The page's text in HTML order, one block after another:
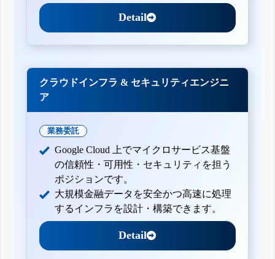
Detail
クラウドインフラ & セキュリティエンジニ
ア
業務委託
Google Cloud 上でマイクロサービス基盤
の信頼性・可用性・セキュリティを担う
ポジションです。
大規模金融データを安全かつ高速に処理
するインフラを設計・構築できます。
Detail